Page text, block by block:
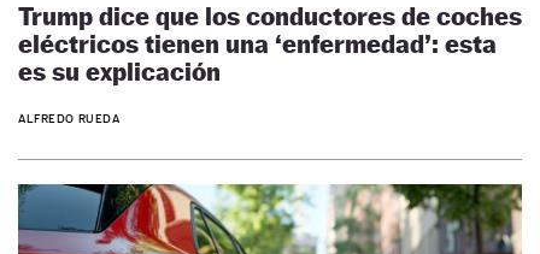
Trump dice que los conductores de coches
eléctricos tienen una ‘enfermedad’: esta
es su explicación
ALFREDO RUEDA